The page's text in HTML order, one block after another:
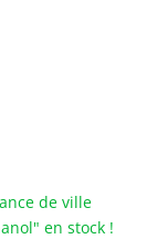
de ville
en stock !